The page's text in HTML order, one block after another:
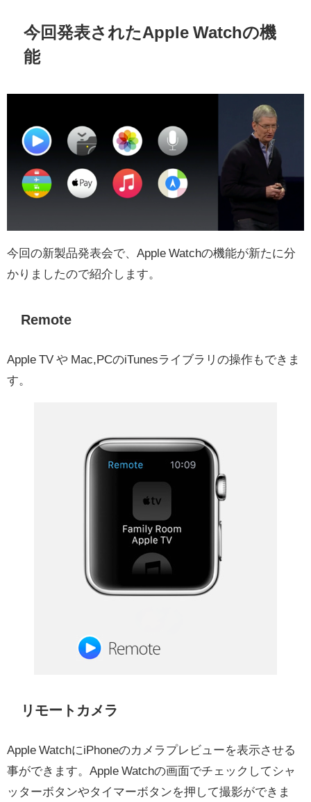
今回発表されたApple Watchの機
能
今回の新製品発表会で、Apple Watchの機能が新たに分
かりましたので紹介します。
Remote
Apple TV や Mac,PCのiTunesライブラリの操作もできま
す。
リモートカメラ
Apple WatchにiPhoneのカメラプレビューを表示させる
事ができます。Apple Watchの画面でチェックしてシャ
ッターボタンやタイマーボタンを押して撮影ができま